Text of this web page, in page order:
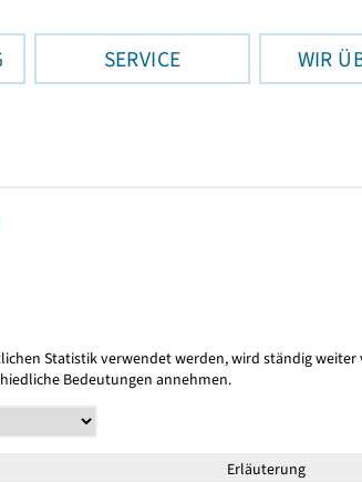
SERVICE WIR
Statistik verwendet werden, wird ständig
Bedeutungen annehmen.
Erläuterung